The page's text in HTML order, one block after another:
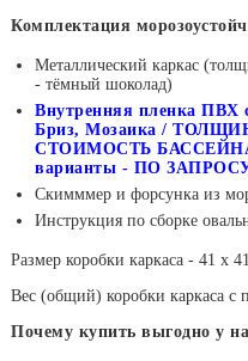
Комплектация
Металлический каркас
- тёмный шоколад)
Внутренняя пленка
Бриз, Мозаика /
СТОИМОСТЬ БАССЕЙНА
варианты - ПО
Скимммер и форсунка из
Инструкция по сборке
Размер коробки каркаса - 41 х
Вес (общий) коробки каркаса с
Почему купить выгодно у